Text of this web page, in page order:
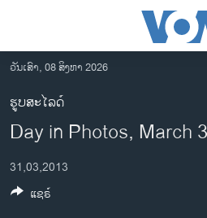
ເຂົ້າ
ຫາ
ຂ້າມ
ຂ້າມ
ໄປ
ຫາ
ລາວ
ອາເມຣິກາ
ການເລືອກຕັ້ງ ປະທານາທີບໍດີ ສະຫະລັດ
ຂ່າວ​ຈີນ
ວັນເສົາ, 08 ສິງຫາ 2026
ຮູບສະໄລດ໌
Day in Photos, March
31,03,2013
ແຊຣ໌